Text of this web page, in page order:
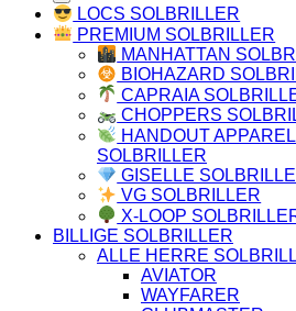
LOCS SOLBRILLER
PREMIUM SOLBRILLER
MANHATTAN
BIOHAZARD
CAPRAIA
CHOPPERS
HANDOUT
SOLBRILLER
GISELLE
VG SOLBRILLER
X-LOOP
BILLIGE SOLBRILLER
ALLE HERRE
AVIATOR
WAYFARER